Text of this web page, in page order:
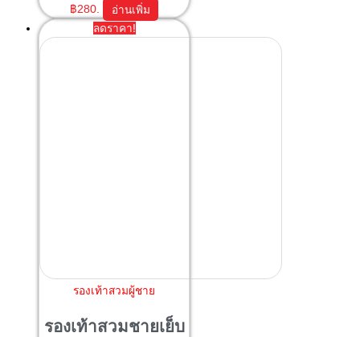
฿280.
อ่านเพิ่ม
ลดราคา!
รองเท้าสวมผู้ชาย
รองเท้าสวมชายเย็บ